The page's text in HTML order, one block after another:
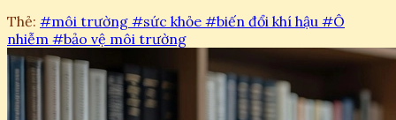
Thẻ: #môi trường #sức khỏe #biến đổi khí hậu #Ô
nhiễm #bảo vệ môi trường